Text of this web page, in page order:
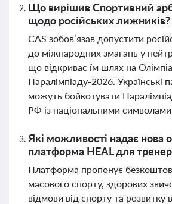
Що вирішив Спортивний
щодо російських лижників?
CAS зобов’язав допустити
до міжнародних змагань у
що відкриває їм шлях на
Паралімпіаду-2026. Українські
можуть бойкотувати
РФ із національними
Які можливості надає нова
платформа HEAL для
Платформа пропонує
масового спорту, здорових
відмови від спорту та розвитку